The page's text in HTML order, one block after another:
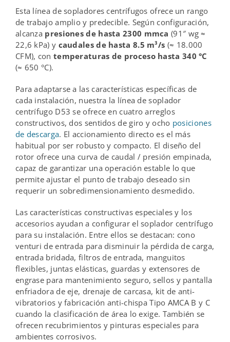
Esta línea de sopladores centrífugos ofrece un rango
de trabajo amplio y predecible. Según configuración,
alcanza presiones de hasta 2300 mmca(91″ wg ≈
22,6 kPa) y caudales de hasta 8.5 m³/s (≈ 18.000
CFM), con temperaturas de proceso hasta 340 °C
(≈ 650 °C).
Para adaptarse a las características específicas de
cada instalación, nuestra la línea de soplador
centrífugo D53 se ofrece en cuatro arreglos
constructivos, dos sentidos de giro y ocho posiciones
de descarga. El accionamiento directo es el más
habitual por ser robusto y compacto. El diseño del
rotor ofrece una curva de caudal / presión empinada,
capaz de garantizar una operación estable lo que
permite ajustar el punto de trabajo deseado sin
requerir un sobredimensionamiento desmedido.
Las características constructivas especiales y los
accesorios ayudan a configurar el soplador centrífugo
para su instalación. Entre ellos se destacan: cono
venturi de entrada para disminuir la pérdida de carga,
entrada bridada, filtros de entrada, manguitos
flexibles, juntas elásticas, guardas y extensores de
engrase para mantenimiento seguro, sellos y pantalla
enfriadora de eje, drenaje de carcasa, kit de anti-
vibratorios y fabricación anti-chispa Tipo AMCA B y C
cuando la clasificación de área lo exige. También se
ofrecen recubrimientos y pinturas especiales para
ambientes corrosivos.